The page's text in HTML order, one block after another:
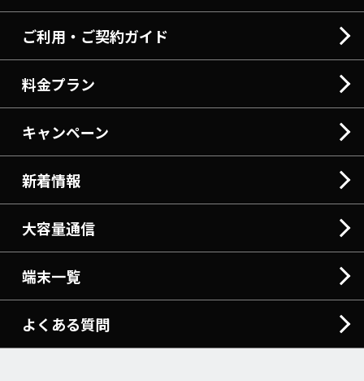
ご利用・ご契約ガイド
料金プラン
キャンペーン
新着情報
大容量通信
端末一覧
よくある質問